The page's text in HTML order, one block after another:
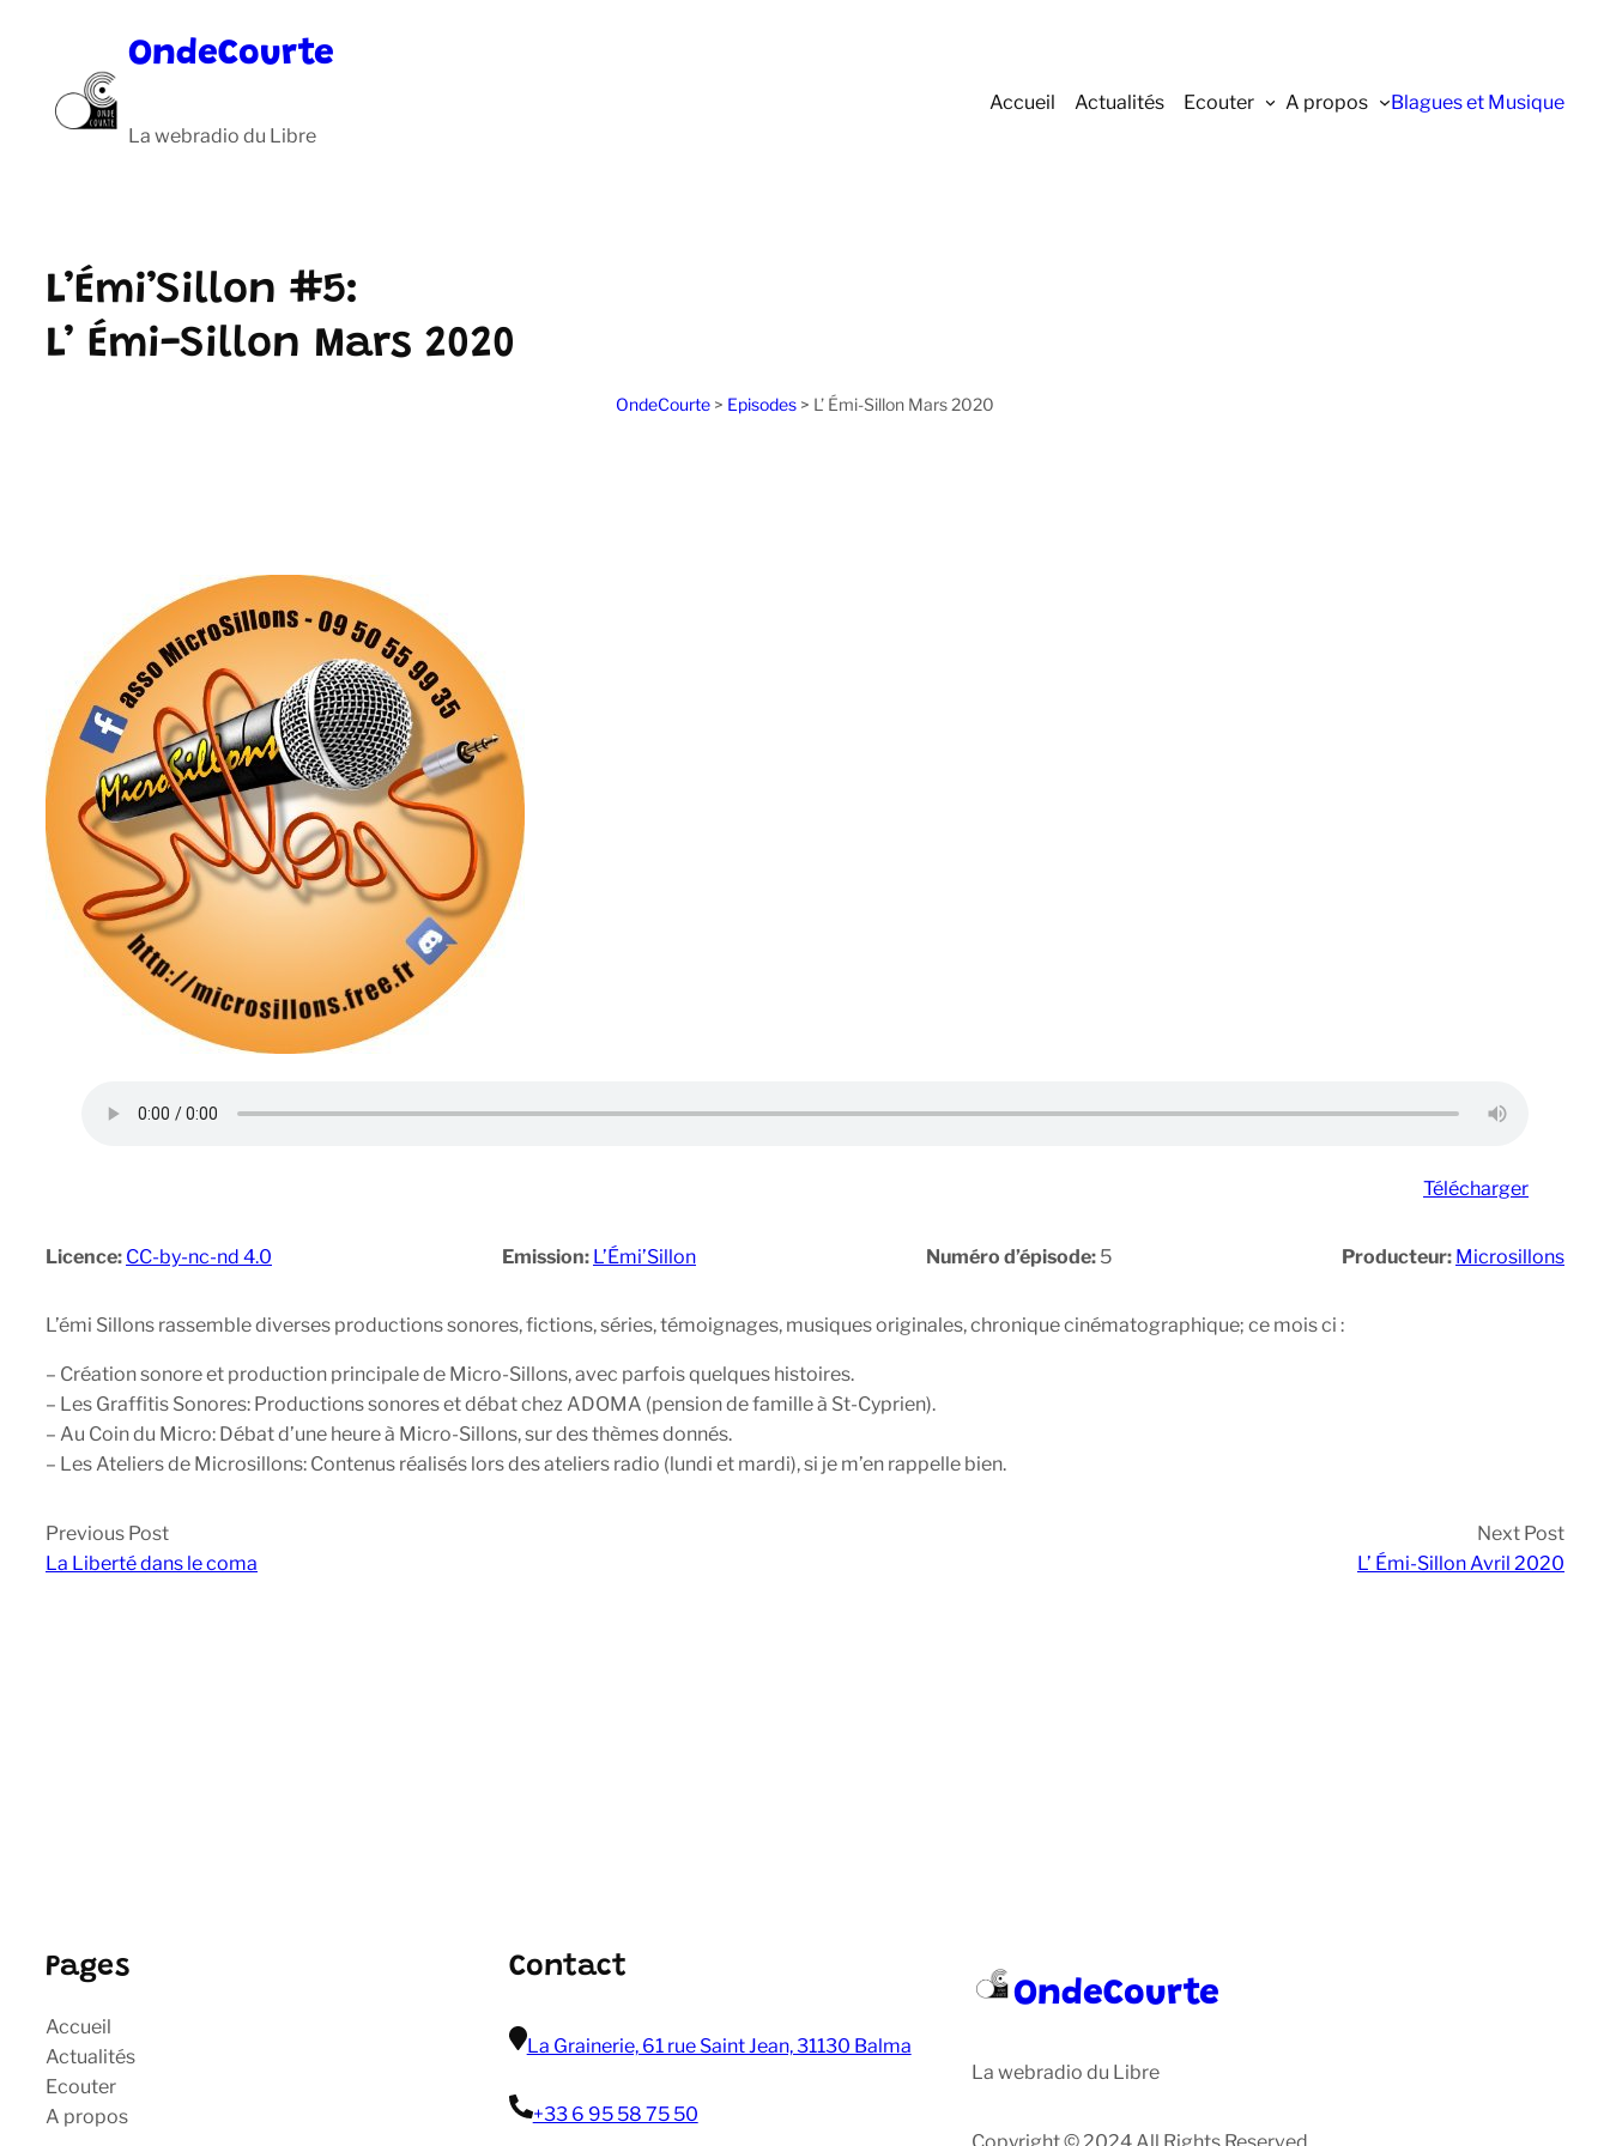
OndeCourte
La webradio du Libre
Accueil Actualités Ecouter A propos Blagues et Musique
L’Émi’Sillon #5:
L’ Émi-Sillon Mars 2020
OndeCourte > Episodes > L’ Émi-Sillon Mars 2020
Télécharger
Licence: CC-by-nc-nd 4.0 Emission: L’Émi’Sillon Numéro d’épisode: 5 Producteur: Microsillons
L’émi Sillons rassemble diverses productions sonores, fictions, séries, témoignages, musiques originales, chronique cinématographique; ce mois ci :
– Création sonore et production principale de Micro-Sillons, avec parfois quelques histoires.
– Les Graffitis Sonores: Productions sonores et débat chez ADOMA (pension de famille à St-Cyprien).
– Au Coin du Micro: Débat d’une heure à Micro-Sillons, sur des thèmes donnés.
– Les Ateliers de Microsillons: Contenus réalisés lors des ateliers radio (lundi et mardi), si je m’en rappelle bien.
Previous Post
La Liberté dans le coma
Next Post
L’ Émi-Sillon Avril 2020
Pages
Accueil
Actualités
Ecouter
A propos
Contact
La Grainerie, 61 rue Saint Jean, 31130 Balma
+33 6 95 58 75 50
OndeCourte
La webradio du Libre